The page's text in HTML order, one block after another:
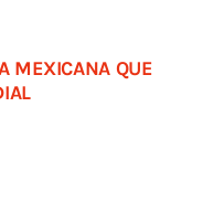
MEXICANA QUE